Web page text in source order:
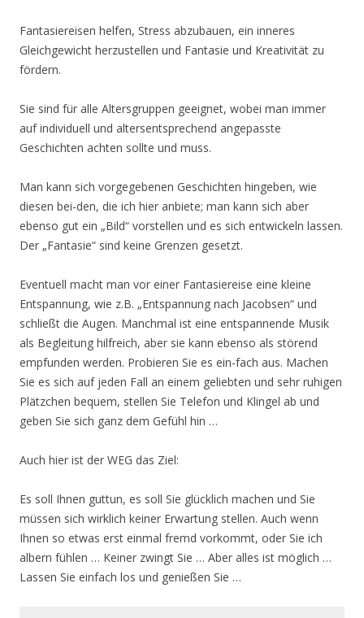
Fantasiereisen helfen, Stress abzubauen, ein inneres
Gleichgewicht herzustellen und Fantasie und Kreativität zu
fördern.
Sie sind für alle Altersgruppen geeignet, wobei man immer
auf individuell und altersentsprechend angepasste
Geschichten achten sollte und muss.
Man kann sich vorgegebenen Geschichten hingeben, wie
diesen bei-den, die ich hier anbiete; man kann sich aber
ebenso gut ein „Bild“ vorstellen und es sich entwickeln lassen.
Der „Fantasie“ sind keine Grenzen gesetzt.
Eventuell macht man vor einer Fantasiereise eine kleine
Entspannung, wie z.B. „Entspannung nach Jacobsen“ und
schließt die Augen. Manchmal ist eine entspannende Musik
als Begleitung hilfreich, aber sie kann ebenso als störend
empfunden werden. Probieren Sie es ein-fach aus. Machen
Sie es sich auf jeden Fall an einem geliebten und sehr ruhigen
Plätzchen bequem, stellen Sie Telefon und Klingel ab und
geben Sie sich ganz dem Gefühl hin …
Auch hier ist der WEG das Ziel:
Es soll Ihnen guttun, es soll Sie glücklich machen und Sie
müssen sich wirklich keiner Erwartung stellen. Auch wenn
Ihnen so etwas erst einmal fremd vorkommt, oder Sie ich
albern fühlen … Keiner zwingt Sie … Aber alles ist möglich …
Lassen Sie einfach los und genießen Sie …